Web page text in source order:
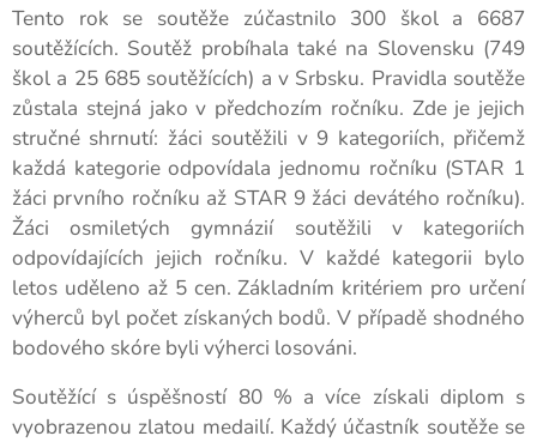
Tento rok se soutěže zúčastnilo 300 škol a 6687
soutěžících. Soutěž probíhala také na Slovensku (749
škol a 25 685 soutěžících) a v Srbsku. Pravidla soutěže
zůstala stejná jako v předchozím ročníku. Zde je jejich
stručné shrnutí: žáci soutěžili v 9 kategoriích, přičemž
každá kategorie odpovídala jednomu ročníku (STAR 1
žáci prvního ročníku až STAR 9 žáci devátého ročníku).
Žáci osmiletých gymnázií soutěžili v kategoriích
odpovídajících jejich ročníku. V každé kategorii bylo
letos uděleno až 5 cen. Základním kritériem pro určení
výherců byl počet získaných bodů. V případě shodného
bodového skóre byli výherci losováni.
Soutěžící s úspěšností 80 % a více získali diplom s
vyobrazenou zlatou medailí. Každý účastník soutěže se